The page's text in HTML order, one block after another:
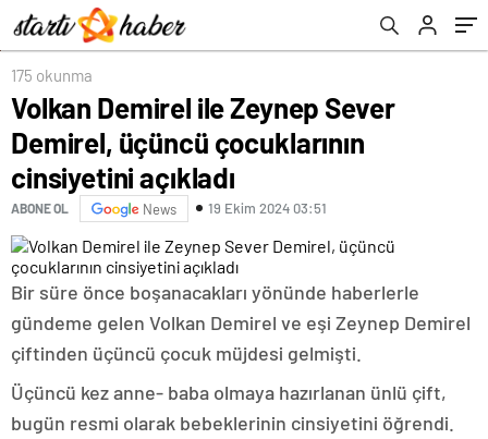
175 okunma
Volkan Demirel ile Zeynep Sever
Demirel, üçüncü çocuklarının
cinsiyetini açıkladı
ABONE OL News 19 Ekim 2024 03:51
Bir süre önce boşanacakları yönünde haberlerle
gündeme gelen Volkan Demirel ve eşi Zeynep Demirel
çiftinden üçüncü çocuk müjdesi gelmişti.
Üçüncü kez anne- baba olmaya hazırlanan ünlü çift,
bugün resmi olarak bebeklerinin cinsiyetini öğrendi.